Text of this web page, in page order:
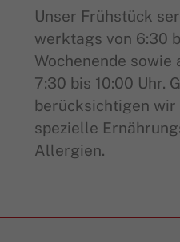
Unser Frühstück
werktags von 6:30
Wochenende sowie
7:30 bis 10:00 Uhr.
berücksichtigen
spezielle
Allergien.